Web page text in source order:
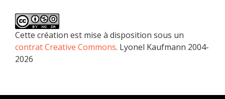
Cette création est mise à disposition sous un
contrat Creative Commons. Lyonel Kaufmann 2004-
2026